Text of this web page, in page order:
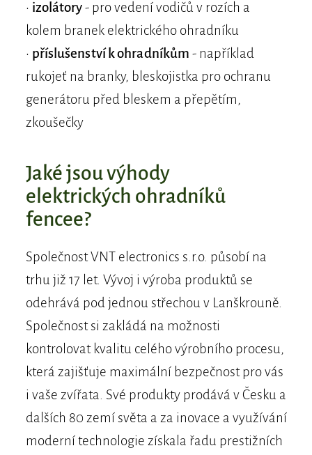
• izolátory- pro vedení vodičů v rozích a
kolem branek elektrického ohradníku
• příslušenství k ohradníkům - například
rukojeť na branky, bleskojistka pro ochranu
generátoru před bleskem a přepětím,
zkoušečky
Jaké jsou výhody
elektrických ohradníků
fencee?
Společnost VNT electronics s.r.o. působí na
trhu již 17 let. Vývoj i výroba produktů se
odehrává pod jednou střechou v Lanškrouně.
Společnost si zakládá na možnosti
kontrolovat kvalitu celého výrobního procesu,
která zajišťuje maximální bezpečnost pro vás
i vaše zvířata. Své produkty prodává v Česku a
dalších 80 zemí světa a za inovace a využívání
moderní technologie získala řadu prestižních